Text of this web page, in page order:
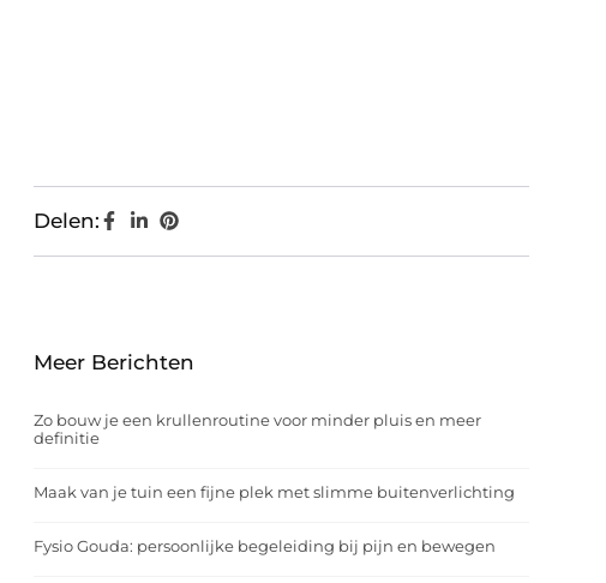
Delen:
Meer Berichten
Zo bouw je een krullenroutine voor minder pluis en meer
definitie
Maak van je tuin een fijne plek met slimme buitenverlichting
Fysio Gouda: persoonlijke begeleiding bij pijn en bewegen